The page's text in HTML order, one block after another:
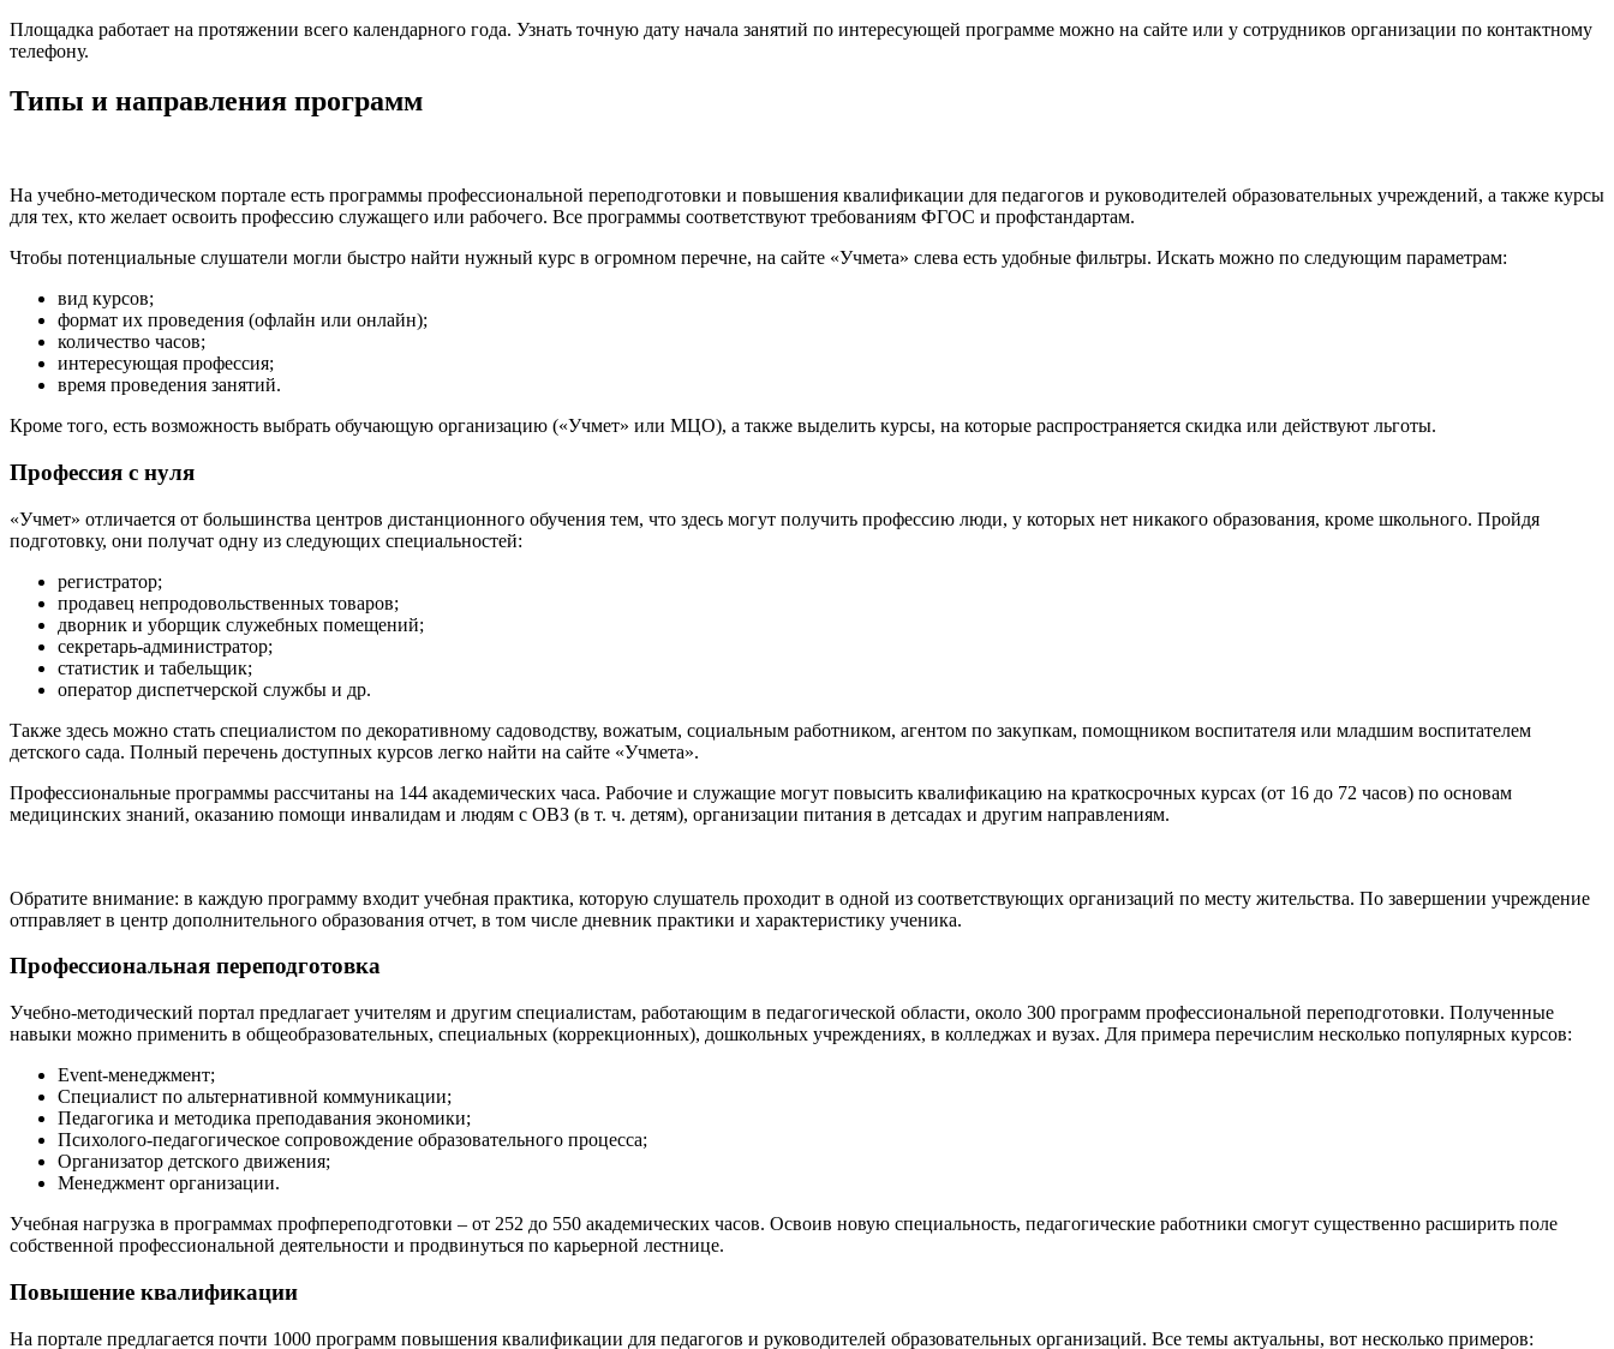
Площадка работает на протяжении всего календарного года. Узнать точную дату начала занятий по интересующей программе можно на сайте или у сотрудников организации по контактному
телефону.
Типы и направления программ
На учебно-методическом портале есть программы профессиональной переподготовки и повышения квалификации для педагогов и руководителей образовательных учреждений, а также курсы
для тех, кто желает освоить профессию служащего или рабочего. Все программы соответствуют требованиям ФГОС и профстандартам.
Чтобы потенциальные слушатели могли быстро найти нужный курс в огромном перечне, на сайте «Учмета» слева есть удобные фильтры. Искать можно по следующим параметрам:
вид курсов;
формат их проведения (офлайн или онлайн);
количество часов;
интересующая профессия;
время проведения занятий.
Кроме того, есть возможность выбрать обучающую организацию («Учмет» или МЦО), а также выделить курсы, на которые распространяется скидка или действуют льготы.
Профессия с нуля
«Учмет» отличается от большинства центров дистанционного обучения тем, что здесь могут получить профессию люди, у которых нет никакого образования, кроме школьного. Пройдя
подготовку, они получат одну из следующих специальностей:
регистратор;
продавец непродовольственных товаров;
дворник и уборщик служебных помещений;
секретарь-администратор;
статистик и табельщик;
оператор диспетчерской службы и др.
Также здесь можно стать специалистом по декоративному садоводству, вожатым, социальным работником, агентом по закупкам, помощником воспитателя или младшим воспитателем
детского сада. Полный перечень доступных курсов легко найти на сайте «Учмета».
Профессиональные программы рассчитаны на 144 академических часа. Рабочие и служащие могут повысить квалификацию на краткосрочных курсах (от 16 до 72 часов) по основам
медицинских знаний, оказанию помощи инвалидам и людям с ОВЗ (в т. ч. детям), организации питания в детсадах и другим направлениям.
Обратите внимание: в каждую программу входит учебная практика, которую слушатель проходит в одной из соответствующих организаций по месту жительства. По завершении учреждение
отправляет в центр дополнительного образования отчет, в том числе дневник практики и характеристику ученика.
Профессиональная переподготовка
Учебно-методический портал предлагает учителям и другим специалистам, работающим в педагогической области, около 300 программ профессиональной переподготовки. Полученные
навыки можно применить в общеобразовательных, специальных (коррекционных), дошкольных учреждениях, в колледжах и вузах. Для примера перечислим несколько популярных курсов:
Event-менеджмент;
Специалист по альтернативной коммуникации;
Педагогика и методика преподавания экономики;
Психолого-педагогическое сопровождение образовательного процесса;
Организатор детского движения;
Менеджмент организации.
Учебная нагрузка в программах профпереподготовки – от 252 до 550 академических часов. Освоив новую специальность, педагогические работники смогут существенно расширить поле
собственной профессиональной деятельности и продвинуться по карьерной лестнице.
Повышение квалификации
На портале предлагается почти 1000 программ повышения квалификации для педагогов и руководителей образовательных организаций. Все темы актуальны, вот несколько примеров: